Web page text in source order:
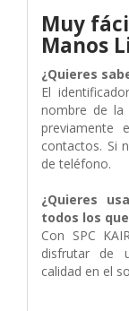
Muy
Manos
¿Quieres
El
nombre de la
previamente
contactos. Si
de teléfono.
¿Quieres
todos los
Con SPC
disfrutar de
calidad en el